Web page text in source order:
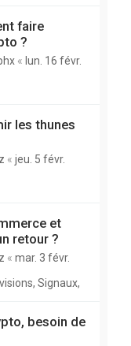
faire
?
« lun. 16 févr.
les thunes
« jeu. 5 févr.
et
retour ?
« mar. 3 févr.
Signaux,
besoin de